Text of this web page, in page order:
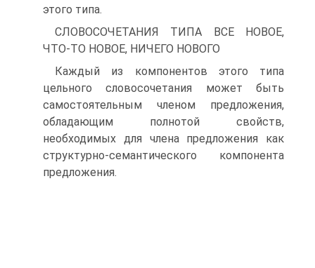
этого типа.
СЛОВОСОЧЕТАНИЯ ТИПА ВСЕ НОВОЕ,
ЧТО-ТО НОВОЕ, НИЧЕГО НОВОГО
Каждый из компонентов этого типа
цельного словосочетания может быть
самостоятельным членом предложения,
обладающим полнотой свойств,
необходимых для члена предложения как
структурно-семантического компонента
предложения.